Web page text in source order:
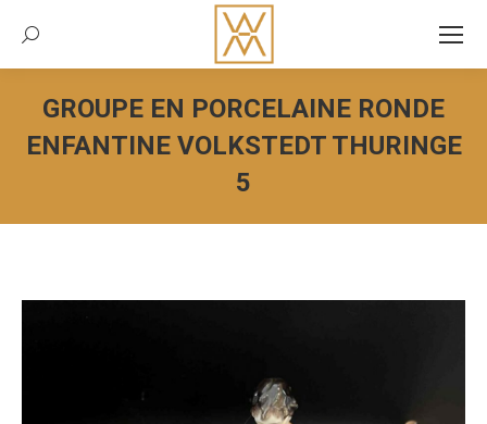
Recherche:
GROUPE EN PORCELAINE RONDE
ENFANTINE VOLKSTEDT THURINGE
5
Vous êtes ici :